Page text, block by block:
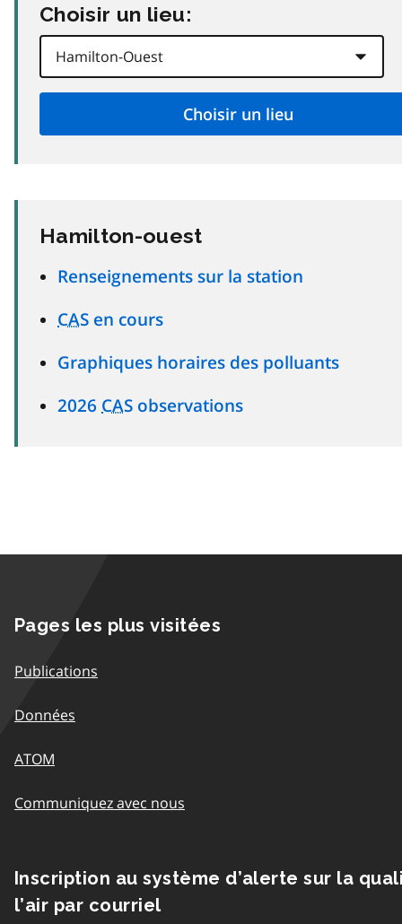
Choisir un lieu:
Hamilton-ouest
Renseignements sur la station
CAS en cours
Graphiques horaires des polluants
2026 CAS observations
Pages les plus visitées
Publications
Données
ATOM
Communiquez avec nous
Inscription au système d’alerte sur la
l’air par courriel